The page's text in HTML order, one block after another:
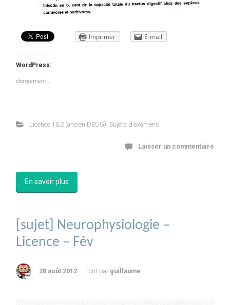
Imprimer E-mail
WordPress:
chargement…
Licence 1&2 (ancien DEUG) Sujets d'examens
Laisser un commentaire
En savoir plus
[sujet] Neurophysiologie –
Licence – Fév
28 août 2012 Ecrit par guillaume